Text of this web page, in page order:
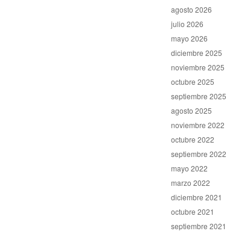
agosto 2026
julio 2026
mayo 2026
diciembre 2025
noviembre 2025
octubre 2025
septiembre 2025
agosto 2025
noviembre 2022
octubre 2022
septiembre 2022
mayo 2022
marzo 2022
diciembre 2021
octubre 2021
septiembre 2021